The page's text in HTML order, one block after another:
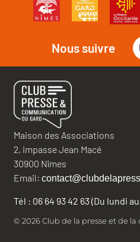
Nous suivre
Maison des Associations
2, impasse Jean Macé
30900 Nîmes
Email:
Tél : 06 64 93 42 63 (Du lundi
© 2026 Club de la presse et de